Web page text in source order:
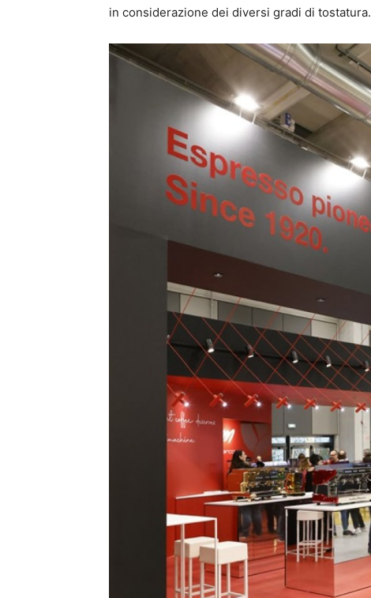
in considerazione dei diversi gradi di tostatura.